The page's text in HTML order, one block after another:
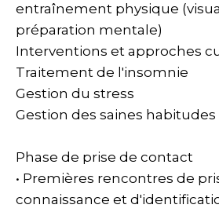
entraînement physique
préparation mentale)
Interventions et approches
Traitement de l'insomnie
Gestion du stress
Gestion des saines habitudes
Phase de prise de contact
• Premières rencontres de
connaissance et